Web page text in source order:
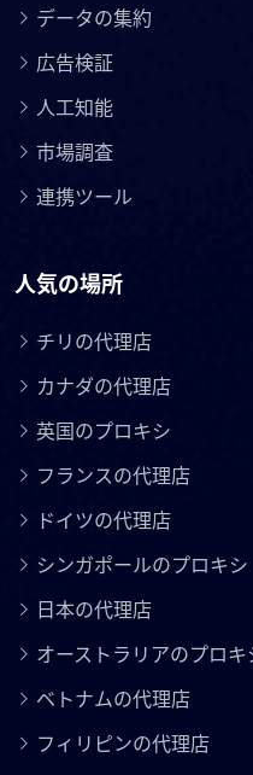
データの集約
広告検証
人工知能
市場調査
連携ツール
人気の場所
チリの代理店
カナダの代理店
英国のプロキシ
フランスの代理店
ドイツの代理店
シンガポールのプロキシ
日本の代理店
オーストラリアのプロキ
ベトナムの代理店
フィリピンの代理店